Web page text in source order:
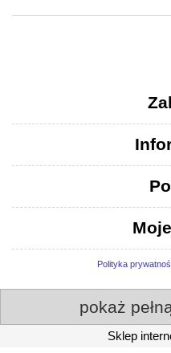
Polityka
pokaż
Sklep